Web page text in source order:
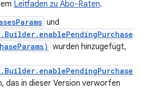
Leitfaden zu Abo-Raten.
und
wurden hinzugefügt,
das in dieser Version verworfen